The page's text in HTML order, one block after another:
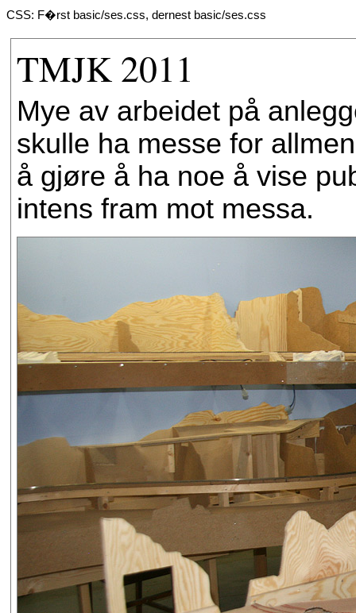
CSS: F�rst basic/ses.css, dernest basic/ses.css
TMJK 2011
Mye av arbeidet på
skulle ha messe for
å gjøre å ha noe å vise
intens fram mot messa.